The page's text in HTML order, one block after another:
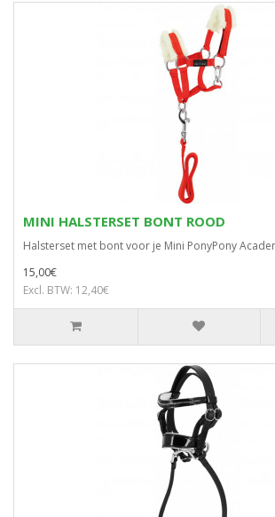
MINI HALSTERSET BONT ROOD
Halsterset met bont voor je Mini PonyPony
15,00€
Excl. BTW: 12,40€